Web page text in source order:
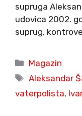
supruga
udovica 2002.
suprug,
Categories
Magazin
Tags
Aleksandar
vaterpolista,